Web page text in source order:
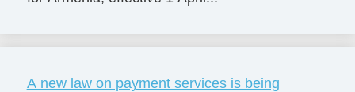
A new law on payment services is being